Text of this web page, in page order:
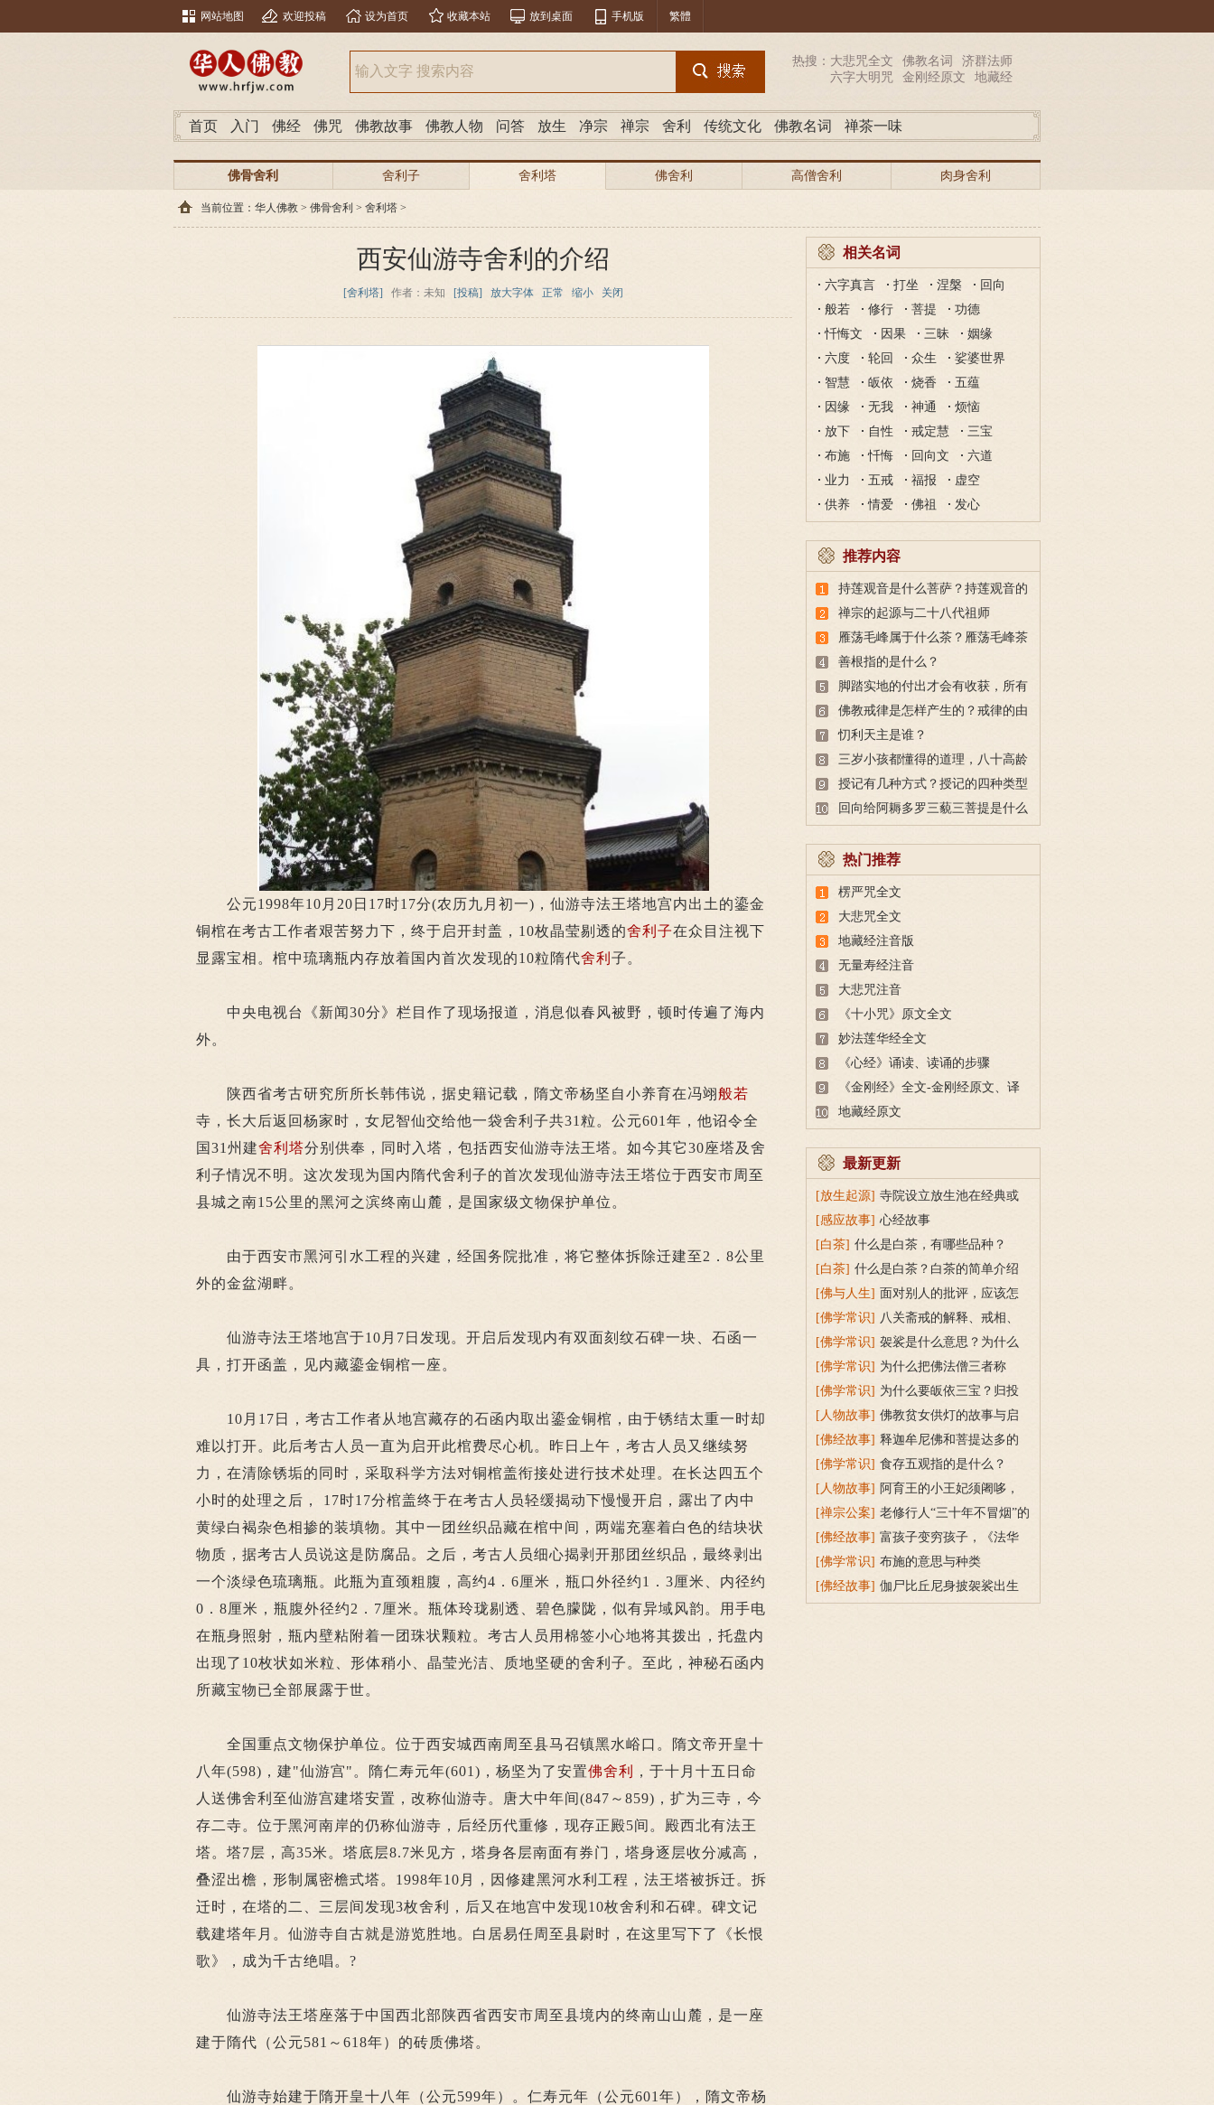
网站地图 欢迎投稿 设为首页 收藏本站 放到桌面 手机版 繁體
热搜： 大悲咒全文 佛教名词
济群法师
六字大明咒
金刚经原文 地藏经
首页 入门 佛经 佛咒 佛教故事 佛教人物 问答 放生 净宗 禅宗 舍利 传统文化 佛教名词 禅茶一味
佛骨舍利 舍利子 舍利塔 佛舍利 高僧舍利 肉身舍利
当前位置： 华人佛教 > 佛骨舍利 > 舍利塔 >
西安仙游寺舍利的介绍
[舍利塔] 作者：未知 [投稿] 放大字体 正常 缩小 关闭
公元1998年10月20日17时17分(农历九月初一)，仙游寺法王塔地宫内出土的鎏金
铜棺在考古工作者艰苦努力下，终于启开封盖，10枚晶莹剔透的舍利子在众目注视下
显露宝相。棺中琉璃瓶内存放着国内首次发现的10粒隋代舍利 子。
中央电视台《新闻30分》栏目作了现场报道，消息似春风被野，顿时传遍了海内
外。
陕西省考古研究所所长韩伟说，据史籍记载，隋文帝杨坚自小养育在冯翊般若
寺，长大后返回杨家时，女尼智仙交给他一袋舍利子共31粒。公元601年，他诏令全
国31州建舍利塔分别供奉，同时入塔，包括西安仙游寺法王塔。如今其它30座塔及舍
利子情况不明。这次发现为国内隋代舍利子的首次发现仙游寺法王塔位于西安市周至
县城之南15公里的黑河之滨终南山麓，是国家级文物保护单位。
由于西安市黑河引水工程的兴建，经国务院批准，将它整体拆除迁建至2．8公里
外的金盆湖畔。
仙游寺法王塔地宫于10月7日发现。开启后发现内有双面刻纹石碑一块、石函一
具，打开函盖，见内藏鎏金铜棺一座。
10月17日，考古工作者从地宫藏存的石函内取出鎏金铜棺，由于锈结太重一时却
难以打开。此后考古人员一直为启开此棺费尽心机。昨日上午，考古人员又继续努
力，在清除锈垢的同时，采取科学方法对铜棺盖衔接处进行技术处理。在长达四五个
小时的处理之后， 17时17分棺盖终于在考古人员轻缓揭动下慢慢开启，露出了内中
黄绿白褐杂色相掺的装填物。其中一团丝织品藏在棺中间，两端充塞着白色的结块状
物质，据考古人员说这是防腐品。之后，考古人员细心揭剥开那团丝织品，最终剥出
一个淡绿色琉璃瓶。此瓶为直颈粗腹，高约4．6厘米，瓶口外径约1．3厘米、内径约
0．8厘米，瓶腹外径约2．7厘米。瓶体玲珑剔透、碧色朦陇，似有异域风韵。用手电
在瓶身照射，瓶内壁粘附着一团珠状颗粒。考古人员用棉签小心地将其拨出，托盘内
出现了10枚状如米粒、形体稍小、晶莹光洁、质地坚硬的舍利子。至此，神秘石函内
所藏宝物已全部展露于世。
全国重点文物保护单位。位于西安城西南周至县马召镇黑水峪口。隋文帝开皇十
八年(598)，建"仙游宫"。隋仁寿元年(601)，杨坚为了安置佛舍利
，于十月十五日命
人送佛舍利至仙游宫建塔安置，改称仙游寺。唐大中年间(847～859)，扩为三寺，今
存二寺。位于黑河南岸的仍称仙游寺，后经历代重修，现存正殿5间。殿西北有法王
塔。塔7层，高35米。塔底层8.7米见方，塔身各层南面有券门，塔身逐层收分减高，
叠涩出檐，形制属密檐式塔。1998年10月，因修建黑河水利工程，法王塔被拆迁。拆
迁时，在塔的二、三层间发现3枚舍利，后又在地宫中发现10枚舍利和石碑。碑文记
载建塔年月。仙游寺自古就是游览胜地。白居易任周至县尉时，在这里写下了《长恨
歌》，成为千古绝唱。?
仙游寺法王塔座落于中国西北部陕西省西安市周至县境内的终南山山麓，是一座
建于隋代（公元581～618年）的砖质佛塔。
仙游寺始建于隋开皇十八年（公元599年）。仁寿元年（公元601年），隋文帝杨
相关名词
六字真言 打坐 涅槃
回向
般若
修行 菩提
功德
忏悔文
因果 三昧
姻缘
六度
轮回 众生
娑婆世界
智慧
皈依 烧香
五蕴
因缘
无我 神通
烦恼
放下
自性 戒定慧
三宝
布施
忏悔 回向文
六道
业力
五戒 福报
虚空
供养
情爱 佛祖 发心
推荐内容
持莲观音是什么菩萨？持莲观音的
故事
禅宗的起源与二十八代祖师
雁荡毛峰属于什么茶？雁荡毛峰茶
的特点与由来
善根指的是什么？
脚踏实地的付出才会有收获，所有
的付出都不会白费
佛教戒律是怎样产生的？戒律的由
来
忉利天主是谁？
三岁小孩都懂得的道理，八十高龄
也未必做得到
授记有几种方式？授记的四种类型
回向给阿耨多罗三藐三菩提是什么
热门推荐
楞严咒全文
大悲咒全文
地藏经注音版
无量寿经注音
大悲咒注音
《十小咒》原文全文
妙法莲华经全文
《心经》诵读、读诵的步骤
《金刚经》全文-金刚经原文、译
文及释意
地藏经原文
最新更新
[放生起源] 寺院设立放生池在经典或
传统上有什么根据？
[感应故事] 心经故事
[白茶] 什么是白茶，有哪些品种？
[白茶] 什么是白茶？白茶的简单介绍
[佛与人生] 面对别人的批评，应该怎
么做？
[佛学常识] 八关斋戒的解释、戒相、
功德利益
[佛学常识] 袈裟是什么意思？为什么
叫福田衣？
[佛学常识] 为什么把佛法僧三者称
为“宝”？
[佛学常识] 为什么要皈依三宝？归投
三宝令身心安稳
[人物故事] 佛教贫女供灯的故事与启
示
[佛经故事] 释迦牟尼佛和菩提达多的
双头鸟故事
[佛学常识] 食存五观指的是什么？
[人物故事] 阿育王的小王妃须阇哆，
持戒穿素服得宝珠
[禅宗公案] 老修行人“三十年不冒烟”的
故事
[佛经故事] 富孩子变穷孩子，《法华
经》穷子喻的故事
[佛学常识] 布施的意思与种类
[佛经故事] 伽尸比丘尼身披袈裟出生